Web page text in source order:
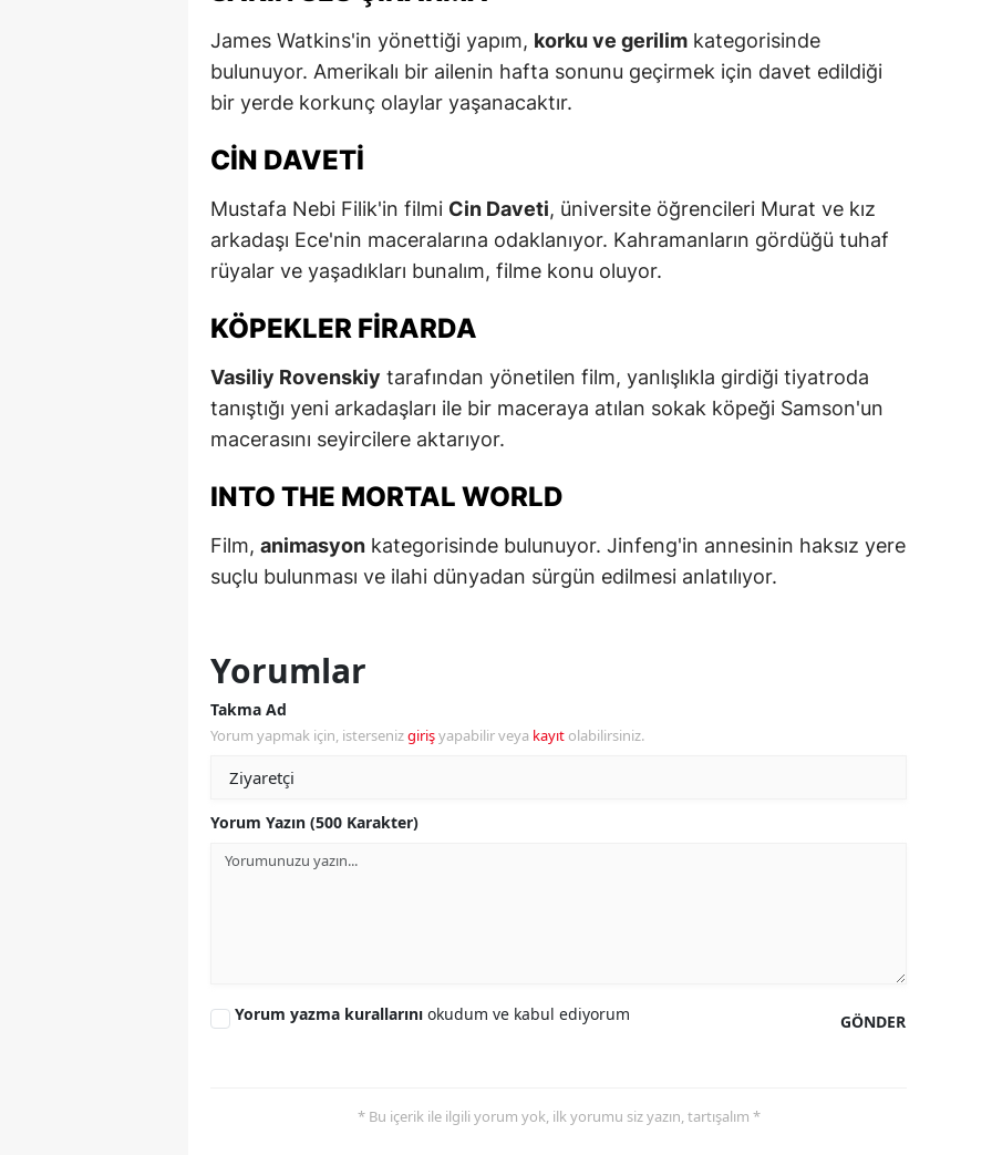
Şanlıurfa
Uşak
Yozgat
Zonguldak
Karaman
Kırıkkale
Bartın
Karabük
James Watkins'in yönettiği yapım, korku ve gerilim kategorisinde
bulunuyor. Amerikalı bir ailenin hafta sonunu geçirmek için davet edildiği
bir yerde korkunç olaylar yaşanacaktır.
CIN DAVETI
Mustafa Nebi Filik'in filmi Cin Daveti, üniversite öğrencileri Murat ve kız
arkadaşı Ece'nin maceralarına odaklanıyor. Kahramanların gördüğü tuhaf
rüyalar ve yaşadıkları bunalım, filme konu oluyor.
KÖPEKLER FIRARDA
Vasiliy Rovenskiy tarafından yönetilen film, yanlışlıkla girdiği tiyatroda
tanıştığı yeni arkadaşları ile bir maceraya atılan sokak köpeği Samson'un
macerasını seyircilere aktarıyor.
INTO THE MORTAL WORLD
Film, animasyon kategorisinde bulunuyor. Jinfeng'in annesinin haksız yere
suçlu bulunması ve ilahi dünyadan sürgün edilmesi anlatılıyor.
Yorumlar
Takma Ad
Yorum yapmak için, istersenizgirişyapabilir veya kayıt olabilirsiniz.
Yorum Yazın (500 Karakter)
GÖNDER
Yorum yazma kurallarını okudum ve kabul ediyorum
* Bu içerik ile ilgili yorum yok, ilk yorumu siz yazın, tartışalım *